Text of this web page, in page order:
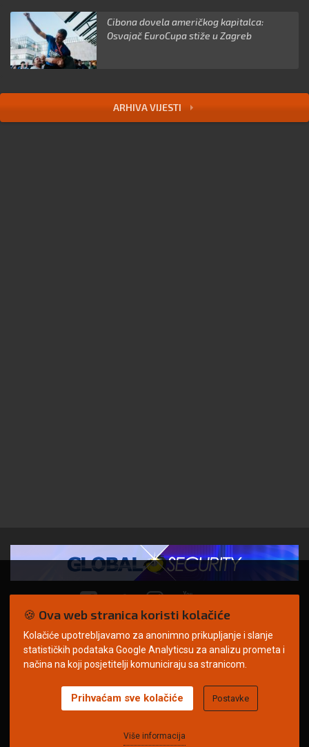
Cibona dovela američkog kapitalca:
Osvajač EuroCupa stiže u Zagreb
ARHIVA VIJESTI
© Copyright 2026. | ARILEO
Uvjeti korištenja Politika privatnosti
Impressum
🍪 Ova web stranica koristi kolačiće
Kolačiće upotrebljavamo za anonimno prikupljanje i slanje
statističkih podataka Google Analyticsu za analizu prometa i
načina na koji posjetitelji komuniciraju sa stranicom.
Više informacija
Prihvaćam sve kolačiće Postavke